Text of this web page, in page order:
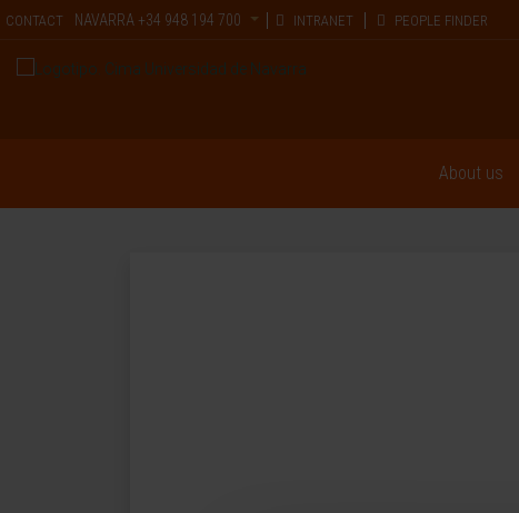
CONTACT NAVARRA +34 948 194 700 INTRANET PEOPLE FINDER
About us